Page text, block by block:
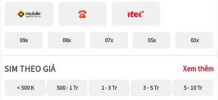
09x 08x 07x 05x 03x
SIM THEO GIÁ Xem thêm
< 500 K 500 - 1 Tr 1 - 3 Tr 3 - 5 Tr 5 - 10 Tr